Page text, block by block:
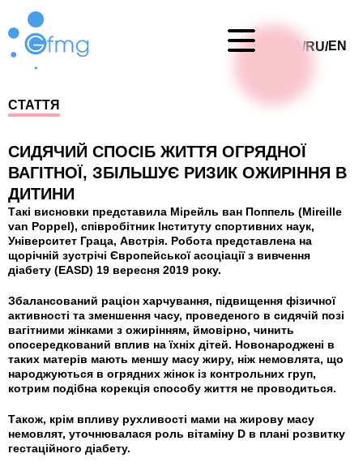
UA /RU/EN
СТАТТЯ
СИДЯЧИЙ СПОСІБ ЖИТТЯ ОГРЯДНОЇ
ВАГІТНОЇ, ЗБІЛЬШУЄ РИЗИК ОЖИРІННЯ В
ДИТИНИ
Такі висновки представила Мірейль ван Поппель (Mireille
van Poppel), співробітник Інституту спортивних наук,
Університет Граца, Австрія. Робота представлена на
щорічній зустрічі Європейської асоціації з вивчення
діабету (EASD) 19 вересня 2019 року.
Збалансований раціон харчування, підвищення фізичної
активності та зменшення часу, проведеного в сидячій позі
вагітними жінками з ожирінням, ймовірно, чинить
опосередкований вплив на їхніх дітей. Новонароджені в
таких матерів мають меншу масу жиру, ніж немовлята, що
народжуються в огрядних жінок із контрольних груп,
котрим подібна корекція способу життя не проводиться.
Також, крім впливу рухливості мами на жирову масу
немовлят, уточнювалася роль вітаміну D в плані розвитку
гестаційного діабету.